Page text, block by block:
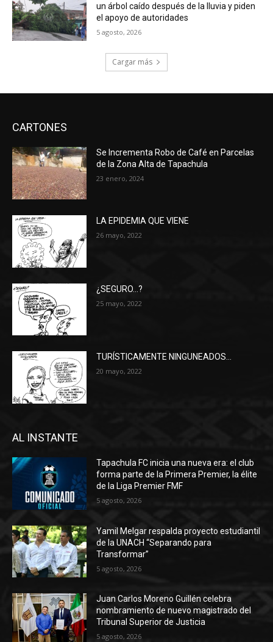
un árbol caído después de la lluvia y piden
el apoyo de autoridades
5 agosto, 2026
Cargar más
CARTONES
Se Incrementa Robo de Café en Parcelas
de la Zona Alta de Tapachula
23 enero, 2024
LA EPIDEMIA QUE VIENE
26 mayo, 2022
¿SEGURO…?
25 mayo, 2022
TURÍSTICAMENTE NINGUNEADOS…
20 mayo, 2022
AL INSTANTE
Tapachula FC inicia una nueva era: el club
forma parte de la Primera Premier, la élite
de la Liga Premier FMF
5 agosto, 2026
Yamil Melgar respalda proyecto estudiantil
de la UNACH “Separando para
Transformar”
5 agosto, 2026
Juan Carlos Moreno Guillén celebra
nombramiento de nuevo magistrado del
Tribunal Superior de Justicia
5 agosto, 2026